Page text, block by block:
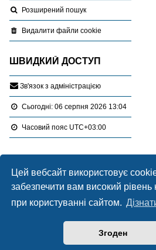
Цей вебсайт використовує
забезпечити вам високий
при користуванні сайтом.
Згоден
Розширений пошук
Видалити файли cookie
ШВИДКИЙ ДОСТУП
Зв'язок з адміністрацією
Сьогодні: 06 серпня 2026 13:04
Часовий пояс UTC+03:00
Ліцензування, експертиза, оціночна
Працює наphpBB® Forum Software ©
LONER
Конфіденційність|Умови